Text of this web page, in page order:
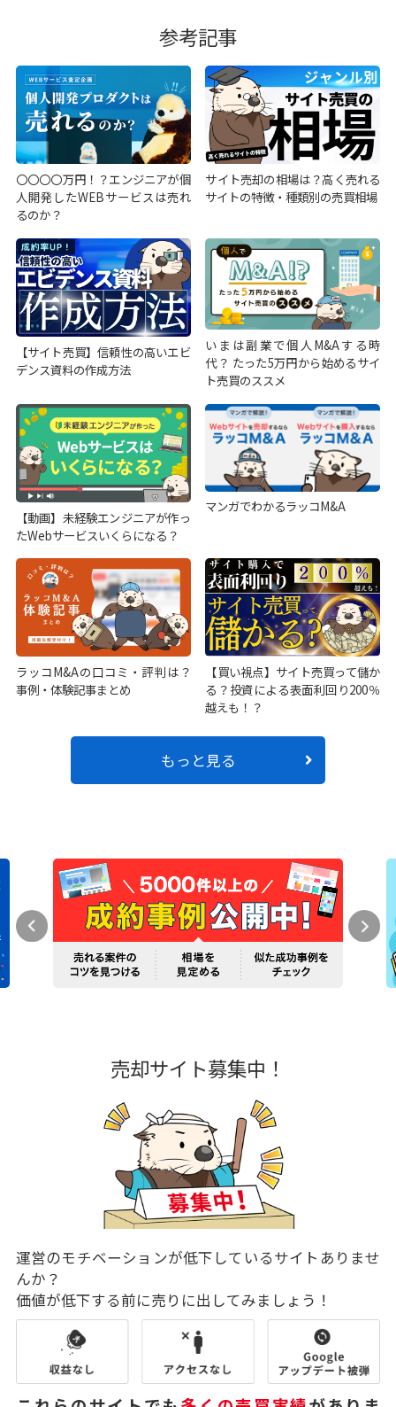
参考記事
〇〇〇〇万円！？エンジニアが個
人開発したWEBサービスは売れ
るのか？
サイト売却の相場は？高く売れる
サイトの特徴・種類別の売買相場
【サイト売買】信頼性の高いエビ
デンス資料の作成方法
いまは副業で個人M&Aする時
代？ たった5万円から始めるサイ
ト売買のススメ
【動画】未経験エンジニアが作っ
たWebサービスいくらになる？
マンガでわかるラッコM&A
ラッコM&Aの口コミ・評判は？
事例・体験記事まとめ
【買い視点】サイト売買って儲か
る？投資による表面利回り200％
越えも！？
もっと見る
売却サイト募集中！
運営のモチベーションが低下しているサイトありませ
んか？
価値が低下する前に売りに出してみましょう！